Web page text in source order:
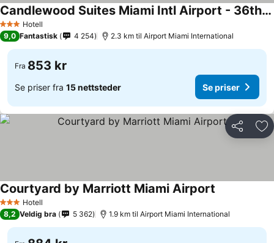
3 StjernerHotell
Candlewood Suites Miami Intl Airport - 36th St by IHG
9,0 Fantastisk 4 254 2.3 km til Airport Miami International
Fra 853 kr
Se priser fra 15 nettsteder Se priser
Del
3 StjernerHotell
Courtyard by Marriott Miami Airport
8,2 Veldig bra 5 362 1.9 km til Airport Miami International